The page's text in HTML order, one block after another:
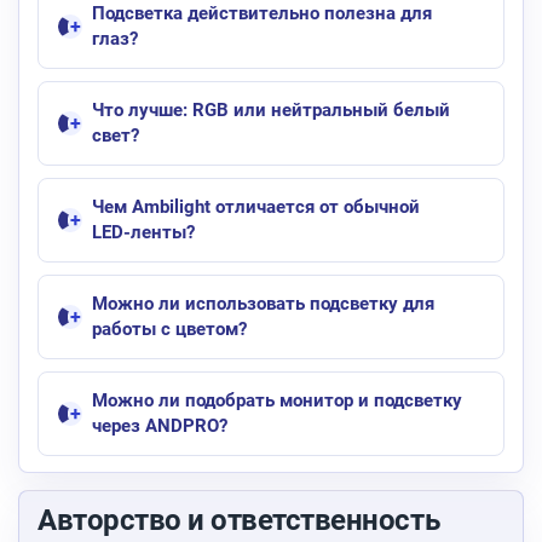
Подсветка действительно полезна для
глаз?
Что лучше: RGB или нейтральный белый
свет?
Чем Ambilight отличается от обычной
LED-ленты?
Можно ли использовать подсветку для
работы с цветом?
Можно ли подобрать монитор и подсветку
через ANDPRO?
Авторство и ответственность